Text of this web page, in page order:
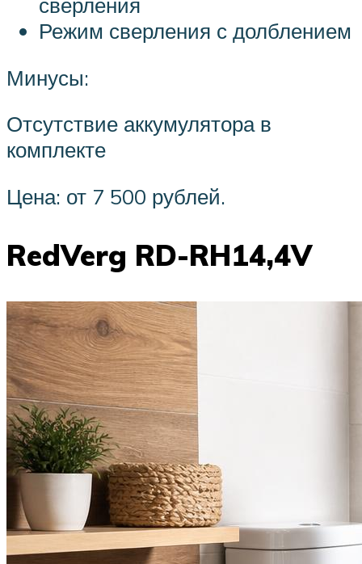
Режим сверления с долблением
Минусы:
Отсутствие аккумулятора в
комплекте
Цена: от 7 500 рублей.
RedVerg RD-RH14,4V